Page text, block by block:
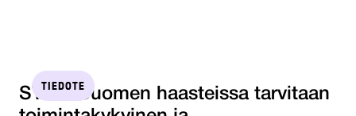
TIEDOTE
STTK: Suomen haasteissa tarvitaan